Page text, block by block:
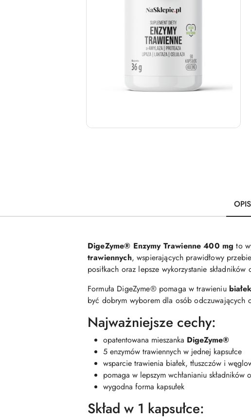
DigeZyme® Enzymy Trawienne 400 mg to
trawiennych, wspierających prawidłowy
posiłkach oraz lepsze wykorzystanie
Formuła DigeZyme® pomaga w trawieniu
być dobrym wyborem dla osób odczuwających
Najważniejsze cechy:
opatentowana mieszanka DigeZyme®
5 enzymów trawiennych w jednej kapsułce
wsparcie trawienia białek, tłuszczów i
pomaga w lepszym wchłanianiu składników
wygodna forma kapsułek
Skład w 1 kapsułce: